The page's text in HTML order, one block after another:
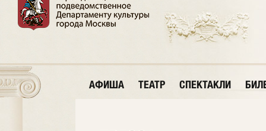
АФИША ТЕАТР СПЕКТАКЛИ